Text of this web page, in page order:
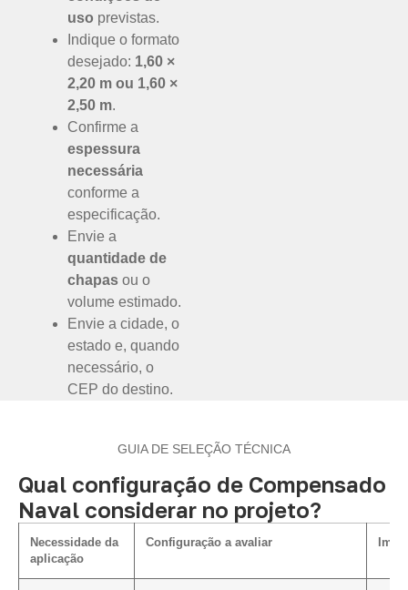
uso previstas.
Indique o formato
desejado: 1,60 ×
2,20 m ou 1,60 ×
2,50 m.
Confirme a
espessura
necessária
conforme a
especificação.
Envie a
quantidade de
chapas ou o
volume estimado.
Envie a cidade, o
estado e, quando
necessário, o
CEP do destino.
GUIA DE SELEÇÃO TÉCNICA
Qual configuração de Compensado
Naval considerar no projeto?
Necessidade da
aplicação
Configuração a avaliar